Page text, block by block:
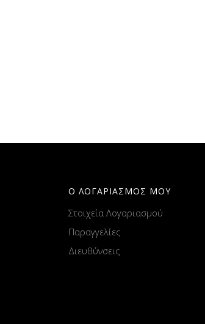
Ο ΛΟΓΑΡΙΑΣΜΟΣ ΜΟΥ
Στοιχεία Λογαριασμού
Παραγγελίες
Διευθύνσεις